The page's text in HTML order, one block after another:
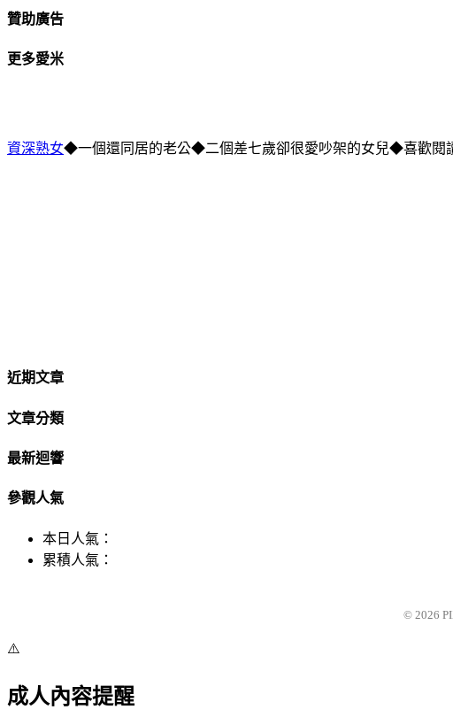
贊助廣告
更多愛米
資深熟女◆一個還同居的老公◆二個差七歲卻很愛吵架的女兒◆喜歡
近期文章
文章分類
最新迴響
參觀人氣
本日人氣：
累積人氣：
© 2026
⚠️
成人內容提醒